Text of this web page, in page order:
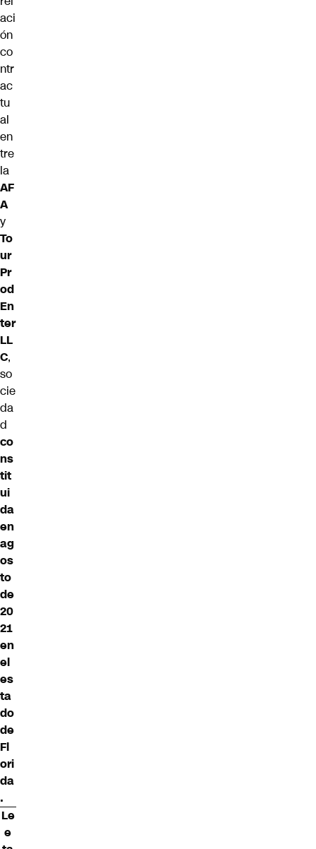
aci
ón
co
ntr
ac
tu
al
en
tre
la
AF
A
y
To
ur
Pr
od
En
ter
LL
C,
so
cie
da
d
co
ns
tit
ui
da
en
ag
os
to
de
20
21
en
el
es
ta
do
de
Fl
ori
da
.
Le
e